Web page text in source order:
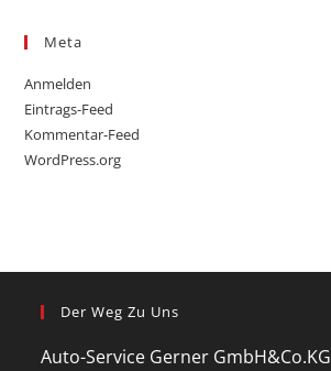
Meta
Anmelden
Eintrags-Feed
Kommentar-Feed
WordPress.org
Der Weg Zu Uns
Auto-Service Gerner GmbH&Co.KG